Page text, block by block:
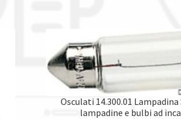
Osculati 14.300.01 Lampadina
lampadine e bulbi ad